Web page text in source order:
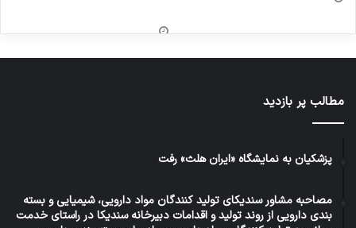
مطالب پر بازدید
پزشکیان به نمایشگاه «ایران هلث» رفت
مصاحبه مشاور سندیکای تولید کنندگان مواد دارویی، شیمیایی و بسته
بندی دارویی از روند تولید و اقدامات دبیرخانه سندیکا در راستای خدمت